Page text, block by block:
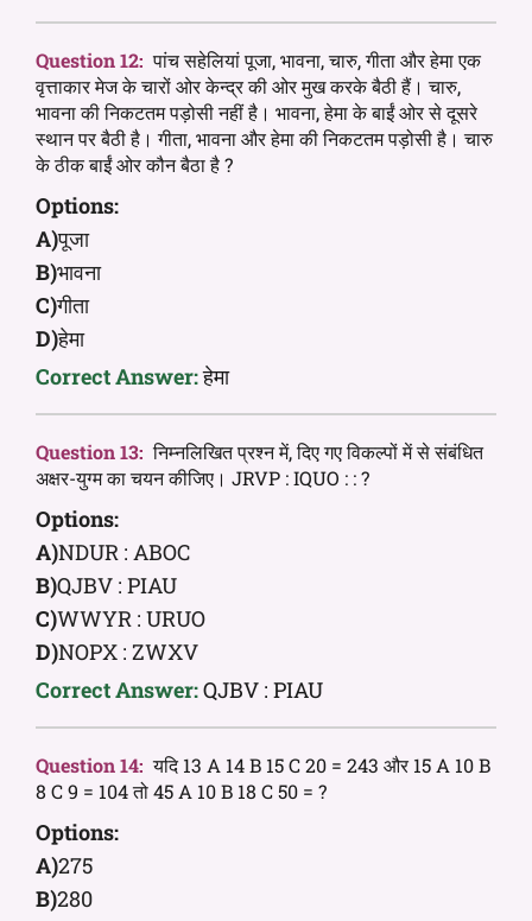
Question 12: पांच सहेलियां पूजा, भावना, चारु, गीता और हेमा एक
वृत्ताकार मेज के चारों ओर केन्द्र की ओर मुख करके बैठी हैं। चारु,
भावना की निकटतम पड़ोसी नहीं है। भावना, हेमा के बाईं ओर से दूसरे
स्थान पर बैठी है। गीता, भावना और हेमा की निकटतम पड़ोसी है। चारु
के ठीक बाईं ओर कौन बैठा है ?
Options:
A)पूजा
B)भावना
C)गीता
D)हेमा
Correct Answer:हेमा
Question 13: निम्नलिखित प्रश्न में, दिए गए विकल्पों में से संबंधित
अक्षर-युग्म का चयन कीजिए। JRVP : IQUO : : ?
Options:
A)NDUR : ABOC
B)QJBV : PIAU
C)WWYR : URUO
D)NOPX : ZWXV
Correct Answer:QJBV : PIAU
Question 14: यदि 13 A 14 B 15 C 20 = 243 और 15 A 10 B
8 C 9 = 104 तो 45 A 10 B 18 C 50 = ?
Options:
A)275
B)280